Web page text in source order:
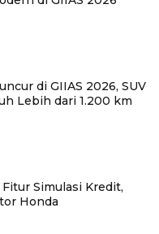
di GIIAS 2026, SUV
Lebih dari 1.200 km
Simulasi Kredit,
Honda